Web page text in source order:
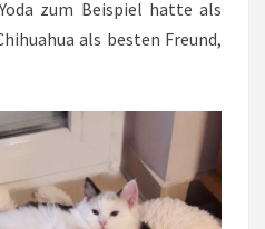
zum Beispiel hatte als
als besten Freund,